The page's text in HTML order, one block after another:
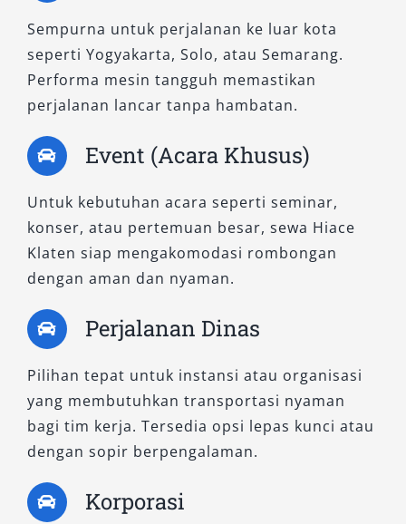
Commuter, Anda dapat menyesuaikan armada
sesuai kebutuhan dan anggaran. Baik untuk
perjalanan wisata, kunjungan kerja, atau acara
keluarga, kami siap menjadi mitra transportasi
yang terpercaya.
Sempurna untuk perjalanan ke luar kota
seperti Yogyakarta, Solo, atau Semarang.
Performa mesin tangguh memastikan
perjalanan lancar tanpa hambatan.
Event (Acara Khusus)
Untuk kebutuhan acara seperti seminar,
konser, atau pertemuan besar, sewa Hiace
Klaten siap mengakomodasi rombongan
dengan aman dan nyaman.
Perjalanan Dinas
Pilihan tepat untuk instansi atau organisasi
yang membutuhkan transportasi nyaman
bagi tim kerja. Tersedia opsi lepas kunci atau
dengan sopir berpengalaman.
Korporasi